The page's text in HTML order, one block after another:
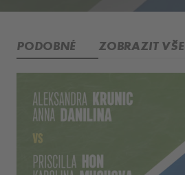
PODOBNÉ ZOBRAZIT VŠE